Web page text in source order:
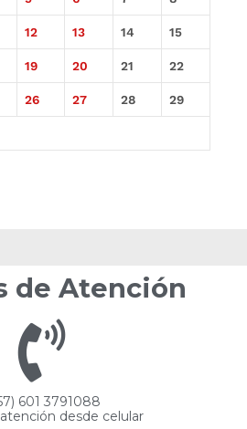
12 13 14 15
19 20 21 22
26 27 28 29
de Atención
601 3791088
desde celular